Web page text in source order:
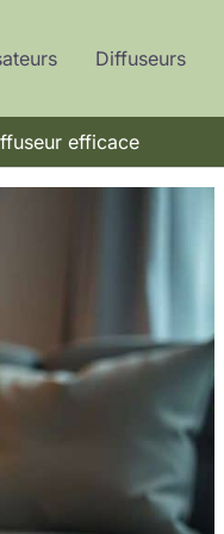
Diffuseurs
efficace